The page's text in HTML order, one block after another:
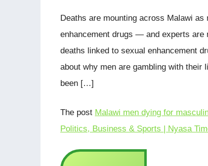
Deaths are mounting across Malawi
enhancement drugs — and experts are
deaths linked to sexual enhancement
about why men are gambling with their
been […]
The post Malawi men dying for
Politics, Business & Sports | Nyasa